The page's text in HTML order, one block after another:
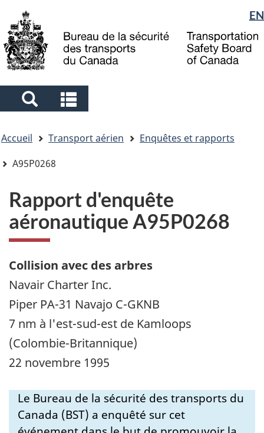
to
main
to
"About
government"
à
la
Sélection
de
la
langue
EN
Search
and
menus
and
menus
êtes
ici
Accueil Transport aérien
Enquêtes et rapports
A95P0268
Rapport d'enquête
aéronautique A95P0268
Collision avec des arbres
Navair Charter Inc.
Piper PA-31 Navajo C-GKNB
7 nm à l'est-sud-est de Kamloops
(Colombie-Britannique)
22 novembre 1995
Le Bureau de la sécurité des transports du
Canada (BST) a enquêté sur cet